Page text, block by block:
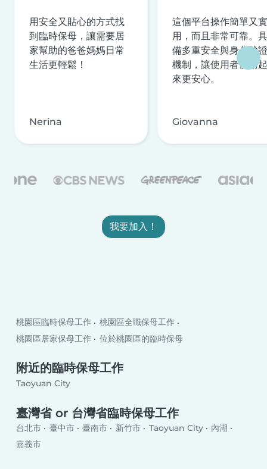
用安全又貼心的方式找
到臨時保母，讓需要居
家幫助的爸爸媽媽日常
生活更輕鬆！
Nerina
這個平台操作簡單又實
用，而且非常可靠。具
備多重安全與身分驗證
機制，讓使用者使用起
來更安心。
Giovanna
我要加入！
桃園區臨時保母工作
桃園區全職保母工作
桃園區居家保母工作
位於桃園區的臨時保母
附近的臨時保母工作
Taoyuan City
臺灣省 or 台灣省臨時保母工作
台北市 臺中市 臺南市 新竹市 Taoyuan City
內湖
嘉義市